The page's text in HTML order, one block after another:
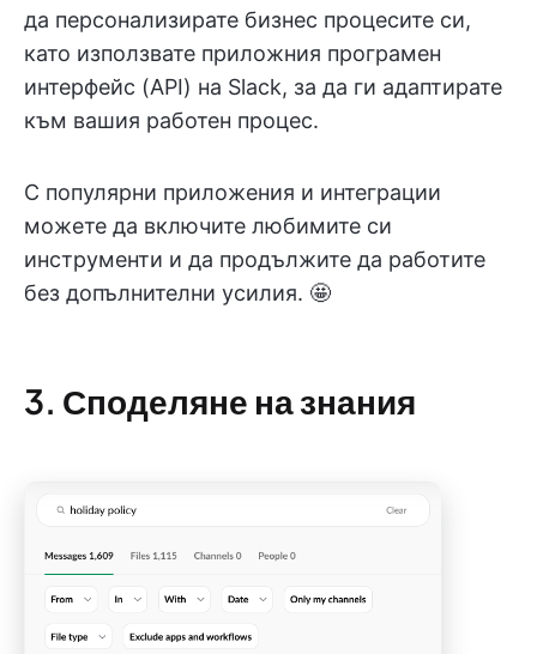
да персонализирате бизнес процесите си,
като използвате приложния програмен
интерфейс (API) на Slack, за да ги адаптирате
към вашия работен процес.
С популярни приложения и интеграции
можете да включите любимите си
инструменти и да продължите да работите
без допълнителни усилия. 🤩
3. Споделяне на знания